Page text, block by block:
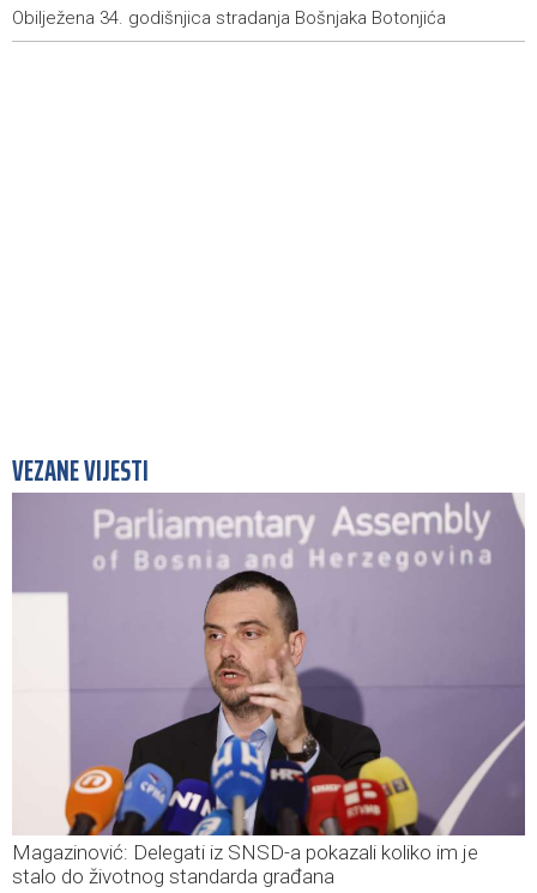
Obilježena 34. godišnjica stradanja Bošnjaka Botonjića
VEZANE VIJESTI
Magazinović: Delegati iz SNSD-a pokazali koliko im je
stalo do životnog standarda građana